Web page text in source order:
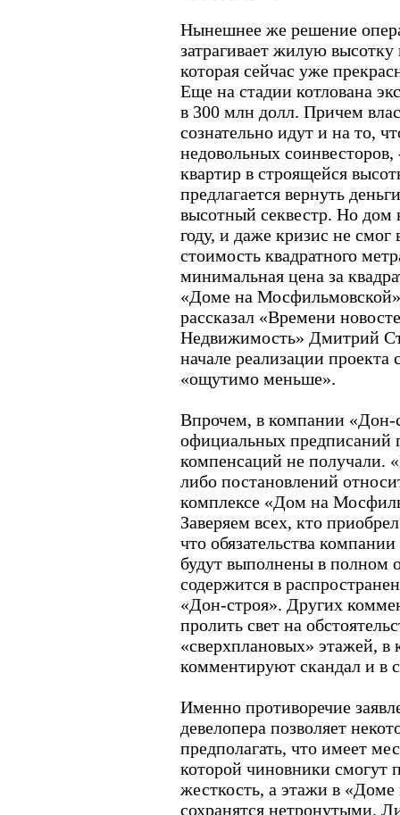
Нынешнее же решение
затрагивает жилую
которая сейчас уже
Еще на стадии котлована
в 300 млн долл. Причем
сознательно идут и на то,
недовольных
квартир в строящейся
предлагается вернуть
высотный секвестр. Но дом
году, и даже кризис не смог
стоимость квадратного
минимальная цена за
«Доме на Мосфильмовской»
рассказал «Времени
Недвижимость» Дмитрий
начале реализации проекта
«ощутимо меньше».
Впрочем, в компании «Дон-
официальных предписаний
компенсаций не получали.
либо постановлений
комплексе «Дом на
Заверяем всех, кто
что обязательства
будут выполнены в полном
содержится в
«Дон-строя». Других
пролить свет на
«сверхплановых» этажей,
комментируют скандал и в
Именно противоречие
девелопера позволяет
предполагать, что имеет
которой чиновники смогут
жесткость, а этажи в
сохранятся нетронутыми.